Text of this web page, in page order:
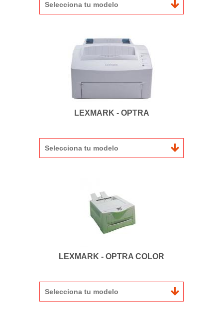
Selecciona tu modelo
LEXMARK - OPTRA
Selecciona tu modelo
LEXMARK - OPTRA COLOR
Selecciona tu modelo